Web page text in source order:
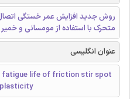
روش جدید افزایش عمر خستگی
متحرک با استفاده از مومسانی و
عنوان انگلیسی
fatigue life of friction stir spot